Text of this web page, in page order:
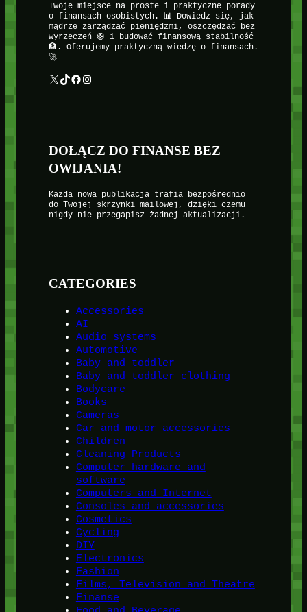
Twoje miejsce na proste i praktyczne porady
o finansach osobistych. 📊 Dowiedz się, jak
mądrze zarządzać pieniędzmi, oszczędzać bez
wyrzeczeń 🛟 i budować finansową stabilność
🏦. Oferujemy praktyczną wiedzę o finansach.
🚀
X TikTok Facebook Instagram
DOŁĄCZ DO FINANSE BEZ
OWIJANIA!
Każda nowa publikacja trafia bezpośrednio
do Twojej skrzynki mailowej, dzięki czemu
nigdy nie przegapisz żadnej aktualizacji.
CATEGORIES
Accessories
AI
Audio systems
Automotive
Baby and toddler
Baby and toddler clothing
Bodycare
Books
Cameras
Car and motor accessories
Children
Cleaning Products
Computer hardware and
software
Computers and Internet
Consoles and accessories
Cosmetics
Cycling
DIY
Electronics
Fashion
Films, Television and Theatre
Finanse